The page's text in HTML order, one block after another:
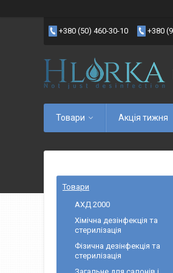
+380 (50) 460-30-10 +380
Товари Акція тижня
Товари
АХД 2000
Хімічна дезінфекція та
стерилізація
Фізична дезінфекція та
стерилізація